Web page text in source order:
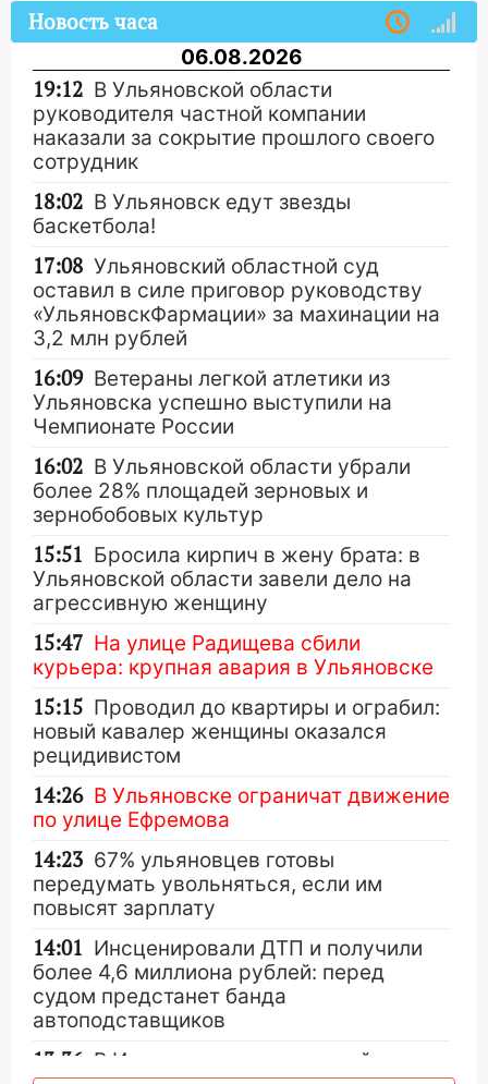
Новость часа
06.08.2026
19:12 В Ульяновской области
руководителя частной компании
наказали за сокрытие прошлого своего
сотрудник
18:02 В Ульяновск едут звезды
баскетбола!
17:08 Ульяновский областной суд
оставил в силе приговор руководству
«УльяновскФармации» за махинации на
3,2 млн рублей
16:09 Ветераны легкой атлетики из
Ульяновска успешно выступили на
Чемпионате России
16:02 В Ульяновской области убрали
более 28% площадей зерновых и
зернобобовых культур
15:51 Бросила кирпич в жену брата: в
Ульяновской области завели дело на
агрессивную женщину
15:47 На улице Радищева сбили
курьера: крупная авария в Ульяновске
15:15 Проводил до квартиры и ограбил:
новый кавалер женщины оказался
рецидивистом
14:26 В Ульяновске ограничат движение
по улице Ефремова
14:23 67% ульяновцев готовы
передумать увольняться, если им
повысят зарплату
14:01 Инсценировали ДТП и получили
более 4,6 миллиона рублей: перед
судом предстанет банда
автоподставщиков
13:36 В Инзе произошел крупный пожар